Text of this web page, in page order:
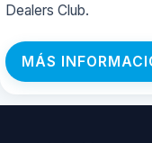
Dealers Club.
MÁS